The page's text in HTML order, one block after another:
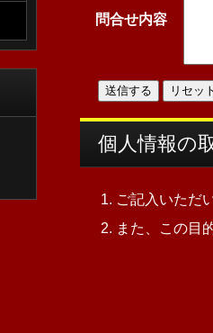
問合せ内容
個人情報の
ご記入いただ
また、この目